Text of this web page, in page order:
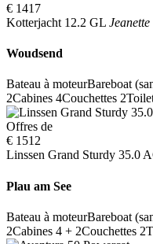
€ 1417
Kotterjacht 12.2 GL
Woudsend
Bateau à moteurBareboat
2Cabines 4Couchettes 2
Offres de
€ 1512
Linssen Grand Sturdy 35.0
Plau am See
Bateau à moteurBareboat
2Cabines 4 + 2Couchettes 2